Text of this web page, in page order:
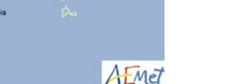
que resume el origen en dos minutos
VALÈNCIA 2020FESTIVAL DANSA VALÈNCIA 2020
INAUGURAN ESTE FIN DE SEMANA LAS FALLAS 2020